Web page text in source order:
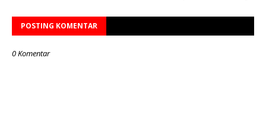
POSTING KOMENTAR
0 Komentar